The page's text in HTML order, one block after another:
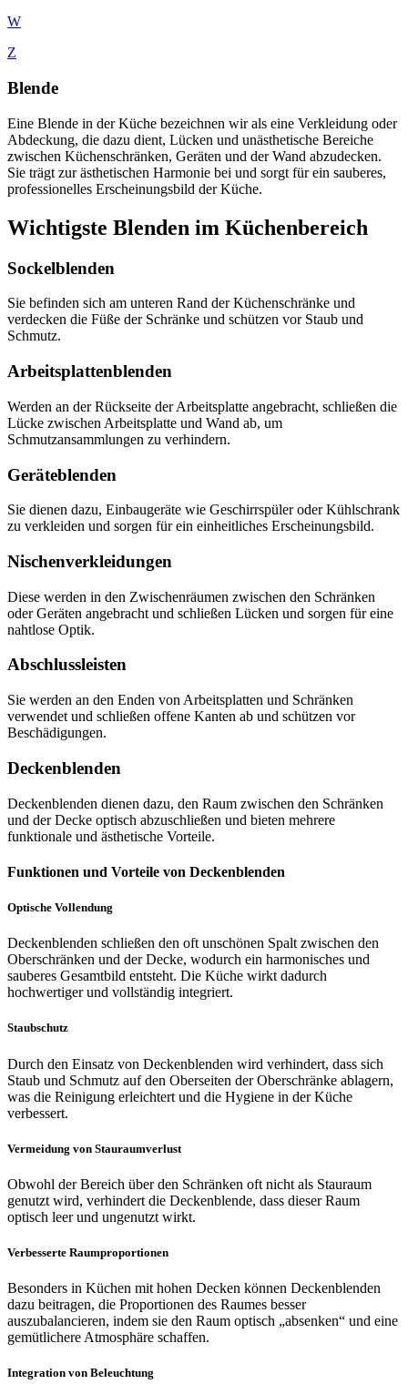
W
Z
Blende
Eine Blende in der Küche bezeichnen wir als eine Verkleidung oder
Abdeckung, die dazu dient, Lücken und unästhetische Bereiche
zwischen Küchenschränken, Geräten und der Wand abzudecken.
Sie trägt zur ästhetischen Harmonie bei und sorgt für ein sauberes,
professionelles Erscheinungsbild der Küche.
Wichtigste Blenden im Küchenbereich
Sockelblenden
Sie befinden sich am unteren Rand der Küchenschränke und
verdecken die Füße der Schränke und schützen vor Staub und
Schmutz.
Arbeitsplattenblenden
Werden an der Rückseite der Arbeitsplatte angebracht, schließen die
Lücke zwischen Arbeitsplatte und Wand ab, um
Schmutzansammlungen zu verhindern.
Geräteblenden
Sie dienen dazu, Einbaugeräte wie Geschirrspüler oder Kühlschrank
zu verkleiden und sorgen für ein einheitliches Erscheinungsbild.
Nischenverkleidungen
Diese werden in den Zwischenräumen zwischen den Schränken
oder Geräten angebracht und schließen Lücken und sorgen für eine
nahtlose Optik.
Abschlussleisten
Sie werden an den Enden von Arbeitsplatten und Schränken
verwendet und schließen offene Kanten ab und schützen vor
Beschädigungen.
Deckenblenden
Deckenblenden dienen dazu, den Raum zwischen den Schränken
und der Decke optisch abzuschließen und bieten mehrere
funktionale und ästhetische Vorteile.
Funktionen und Vorteile von Deckenblenden
Optische Vollendung
Deckenblenden schließen den oft unschönen Spalt zwischen den
Oberschränken und der Decke, wodurch ein harmonisches und
sauberes Gesamtbild entsteht. Die Küche wirkt dadurch
hochwertiger und vollständig integriert.
Staubschutz
Durch den Einsatz von Deckenblenden wird verhindert, dass sich
Staub und Schmutz auf den Oberseiten der Oberschränke ablagern,
was die Reinigung erleichtert und die Hygiene in der Küche
verbessert.
Vermeidung von Stauraumverlust
Obwohl der Bereich über den Schränken oft nicht als Stauraum
genutzt wird, verhindert die Deckenblende, dass dieser Raum
optisch leer und ungenutzt wirkt.
Verbesserte Raumproportionen
Besonders in Küchen mit hohen Decken können Deckenblenden
dazu beitragen, die Proportionen des Raumes besser
auszubalancieren, indem sie den Raum optisch „absenken“ und eine
gemütlichere Atmosphäre schaffen.
Integration von Beleuchtung